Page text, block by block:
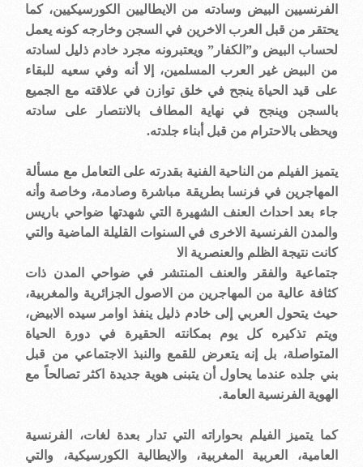
الفرنسيين البيض وسادته من الايطاليين الكورسيكيين، كما
يحتقر من قبل العرب الاخرين في السجن وخارجه كونه يعمل
لحساب البيض و”الكفار” ويعتبرونه مجرد خادم ذليل لسادته
من البيض غير العرب المسلمين، إلا أنه وفي سعيه للبقاء
على قيد الحياة ينجح في خلق توازن في علاقته مع الجميع
بالسجن وينجح في نهاية المطاف بالانتصار على سادته
ويحظى بالاحترام من قبل أبناء جلدته.
يتميز الفيلم من الناحية الفنية بقدرته على التعامل مع مسألة
المهاجرين في فرنسا بطريقة مباشرة وصادمة، وخاصة وأنه
جاء بعد احداث العنف الشهيرة التي شهدتها ضواحي باريس
والمدن الفرنسية الاخرى في السنوات القليلة الماضية والتي
كانت نتيجة الظلم والعنصرية الا
جتماعية والفقر والعنف المنتشر في ضواحي المدن ذات
كثافة عالية من المهاجرين من الاصول الجزائرية والمغربية،
حيث يتحول العربي إلى خادم ذليل ينفذ اوامر سيده الابيض،
ويتم تذكيره كل يوم بمكانته الحقيرة في دورة الحياة
المتواصلة، بل إنه يتعرض للقمع والنبذ الاجتماعي من قبل
بني جلده عندما يحاول أن يتبنى هوية جديدة اكثر تصالحاً مع
الهوية الفرنسية العامة.
كما يتميز الفيلم بحواراته التي تدار بعدة لغات، الفرنسية
العامية، العربية المغربية، والايطالية الكورسيكية، والتي